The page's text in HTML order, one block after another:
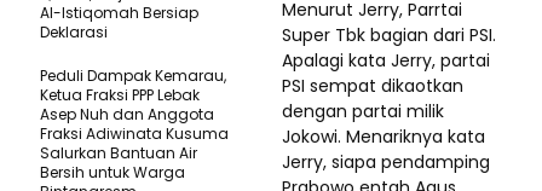
Menurut Jerry, Parrtai
Super Tbk bagian dari PSI.
Apalagi kata Jerry, partai
PSI sempat dikaotkan
dengan partai milik
Jokowi. Menariknya kata
Jerry, siapa pendamping
Al-Istiqomah Bersiap
Deklarasi
Peduli Dampak Kemarau,
Ketua Fraksi PPP Lebak
Asep Nuh dan Anggota
Fraksi Adiwinata Kusuma
Salurkan Bantuan Air
Bersih untuk Warga